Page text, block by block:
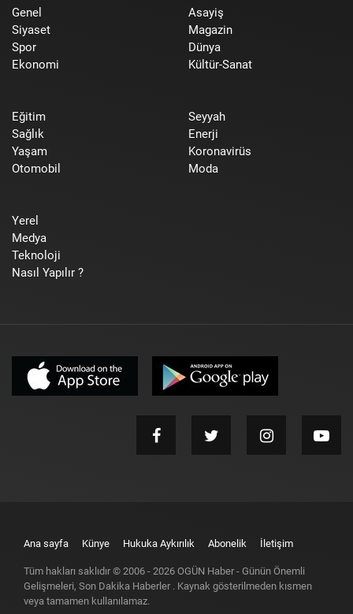
Genel
Siyaset
Spor
Ekonomi
Asayiş
Magazin
Dünya
Kültür-Sanat
Eğitim
Sağlık
Yaşam
Otomobil
Seyyah
Enerji
Koronavirüs
Moda
Yerel
Medya
Teknoloji
Nasıl Yapılır ?
Ana sayfa Künye Hukuka Aykırılık Abonelik İletişim
Tüm hakları saklıdır © 2006 - 2026 OGÜN Haber - Günün Önemli
Gelişmeleri, Son Dakika Haberler . Kaynak gösterilmeden kısmen
veya tamamen kullanılamaz.